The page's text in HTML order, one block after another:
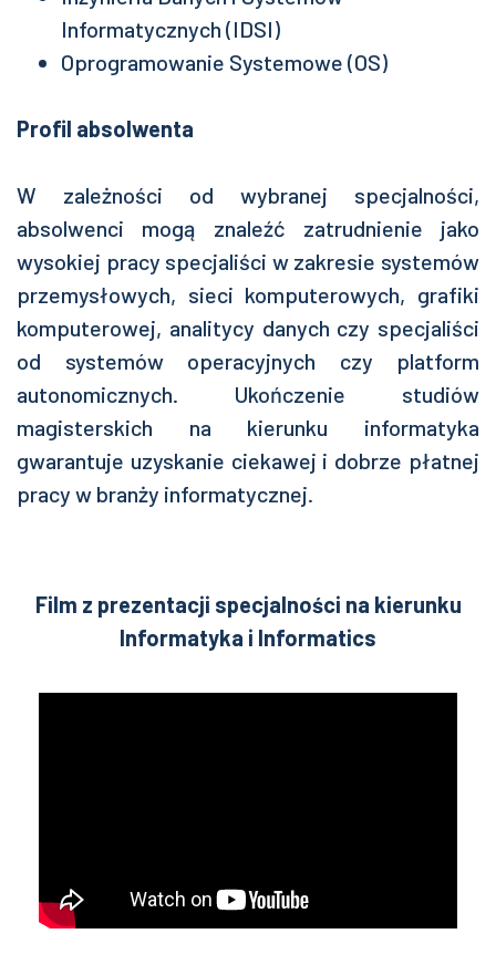
Informatycznych (IDSI)
Oprogramowanie Systemowe (OS)
Profil absolwenta
W zależności od wybranej specjalności,
absolwenci mogą znaleźć zatrudnienie jako
wysokiej pracy specjaliści w zakresie systemów
przemysłowych, sieci komputerowych, grafiki
komputerowej, analitycy danych czy specjaliści
od systemów operacyjnych czy platform
autonomicznych. Ukończenie studiów
magisterskich na kierunku informatyka
gwarantuje uzyskanie ciekawej i dobrze płatnej
pracy w branży informatycznej.
Film z prezentacji specjalności na kierunku
Informatyka i Informatics